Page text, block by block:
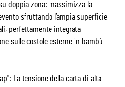
doppia zona: massimizza la
sfruttando l’ampia superficie
perfettamente integrata
sulle costole esterne in bambù
La tensione della carta di alta